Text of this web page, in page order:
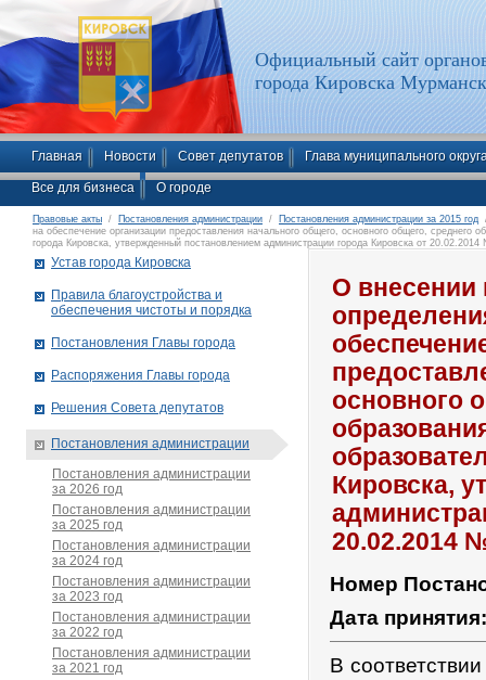
Официальный сайт
города Кировска
Главная Новости Совет депутатов Глава муниципального
Все для бизнеса О городе
Правовые акты / Постановления администрации / Постановления администрации за 2015 год
на обеспечение организации предоставления начального общего, основного общего, среднего
города Кировска, утвержденный постановлением администрации города Кировска от
О внесении
основного
Кировска,
20.02.2014
Номер
Дата
В
Устав города Кировска
Правила благоустройства и
обеспечения чистоты и порядка
Постановления Главы города
Распоряжения Главы города
Решения Совета депутатов
Постановления администрации
Постановления администрации
за 2026 год
Постановления администрации
за 2025 год
Постановления администрации
за 2024 год
Постановления администрации
за 2023 год
Постановления администрации
за 2022 год
Постановления администрации
за 2021 год